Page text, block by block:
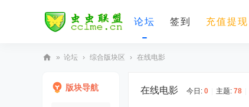
论坛 签到 充值提现
» 论坛 › 综合版块区 › 在线电影
版块导航 在线电影 今日: 0 主题: 78